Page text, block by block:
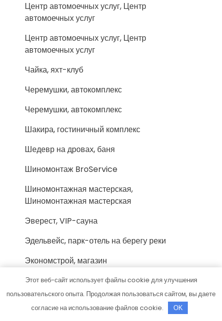
Центр автомоечных услуг, Центр
автомоечных услуг
Центр автомоечных услуг, Центр
автомоечных услуг
Чайка, яхт-клуб
Черемушки, автокомплекс
Черемушки, автокомплекс
Шакира, гостиничный комплекс
Шедевр на дровах, баня
Шиномонтаж BroService
Шиномонтажная мастерская,
Шиномонтажная мастерская
Эверест, VIP-сауна
Эдельвейс, парк-отель на берегу реки
Экономстрой, магазин
Эксклюзив, Сауна Байкал
Эксклюзив, Сауна Купель
Этот веб-сайт использует файлы cookie для улучшения
пользовательского опыта. Продолжая пользоваться сайтом, вы даете
согласие на использование файлов cookie.
OK